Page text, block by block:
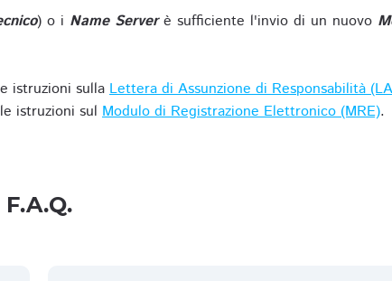
) o i Name Serverè sufficiente l'invio di un nuovo
istruzioni sulla Lettera di Assunzione di Responsabilità
istruzioni sul Modulo di Registrazione Elettronico (MRE).
F.A.Q.